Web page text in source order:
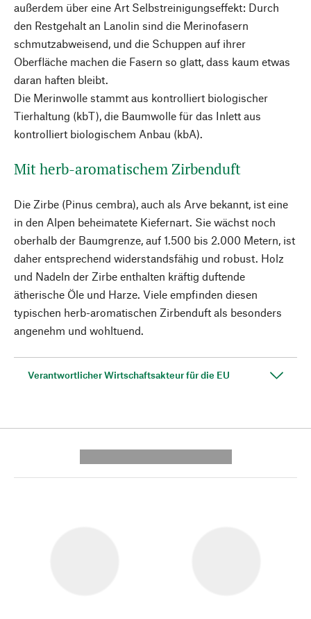
außerdem über eine Art Selbstreinigungseffekt: Durch
den Restgehalt an Lanolin sind die Merinofasern
schmutzabweisend, und die Schuppen auf ihrer
Oberfläche machen die Fasern so glatt, dass kaum etwas
daran haften bleibt.
Die Merinwolle stammt aus kontrolliert biologischer
Tierhaltung (kbT), die Baumwolle für das Inlett aus
kontrolliert biologischem Anbau (kbA).
Mit herb-aromatischem Zirbenduft
Die Zirbe (Pinus cembra), auch als Arve bekannt, ist eine
in den Alpen beheimatete Kiefernart. Sie wächst noch
oberhalb der Baumgrenze, auf 1.500 bis 2.000 Metern, ist
daher entsprechend widerstandsfähig und robust. Holz
und Nadeln der Zirbe enthalten kräftig duftende
ätherische Öle und Harze. Viele empfinden diesen
typischen herb-aromatischen Zirbenduft als besonders
angenehm und wohltuend.
Verantwortlicher Wirtschaftsakteur für die EU